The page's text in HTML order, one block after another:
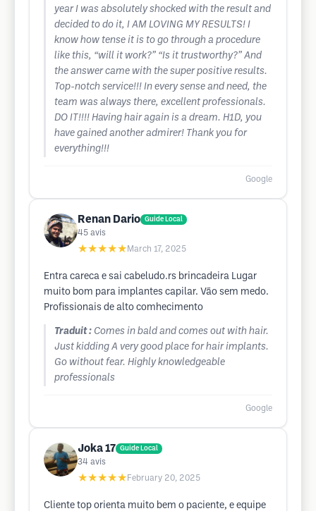
year I was absolutely shocked with the result and
decided to do it, I AM LOVING MY RESULTS! I
know how tense it is to go through a procedure
like this, “will it work?” “Is it trustworthy?” And
the answer came with the super positive results.
Top-notch service!!! In every sense and need, the
team was always there, excellent professionals.
DO IT!!!! Having hair again is a dream. H1D, you
have gained another admirer! Thank you for
everything!!!
Google
Renan Dario Guide Local
45 avis
★★★★★ March 17, 2025
Entra careca e sai cabeludo.rs brincadeira Lugar
muito bom para implantes capilar. Vão sem medo.
Profissionais de alto comhecimento
Traduit : Comes in bald and comes out with hair.
Just kidding A very good place for hair implants.
Go without fear. Highly knowledgeable
professionals
Google
Joka 17 Guide Local
34 avis
★★★★★ February 20, 2025
Cliente top orienta muito bem o paciente, e equipe